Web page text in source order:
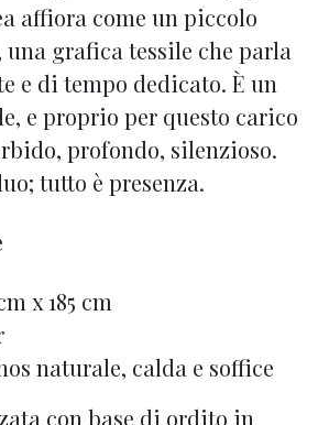
affiora come un piccolo
una grafica tessile che parla
e di tempo dedicato. È un
e proprio per questo carico
profondo, silenzioso.
tutto è presenza.
x 185 cm
naturale, calda e soffice
con base di ordito in